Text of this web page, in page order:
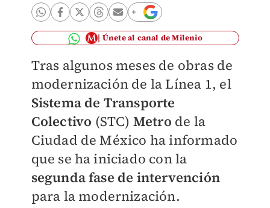
Únete al canal de Milenio
Tras algunos meses de obras de
modernización de la Línea 1, el
Sistema de Transporte
Colectivo (STC) Metro de la
Ciudad de México ha informado
que se ha iniciado con la
segunda fase de intervención
para la modernización.